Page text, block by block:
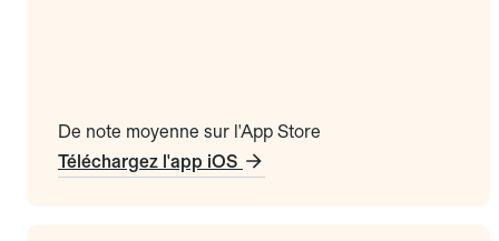
De note moyenne sur l'App Store
Téléchargez l'app iOS